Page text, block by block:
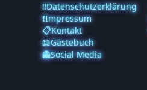
‼️Datenschutzerklärung
❗️Impressum
📋Kontakt
📖Gästebuch
👻Social Media